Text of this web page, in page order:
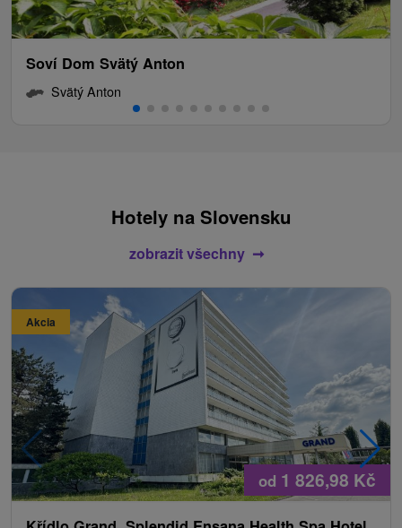
Soví Dom Svätý Anton
Svätý Anton
Hotely na Slovensku
zobrazit všechny
Akcia
od 1 826,98 Kč